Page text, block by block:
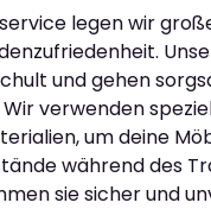
legen wir
und gehen
verwenden
um deine
während des
sie sicher und